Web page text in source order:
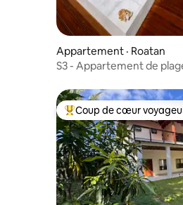
Appartement · Roatan
S3 - Appartement de
Coup de cœur voyageurs
Coup de cœur